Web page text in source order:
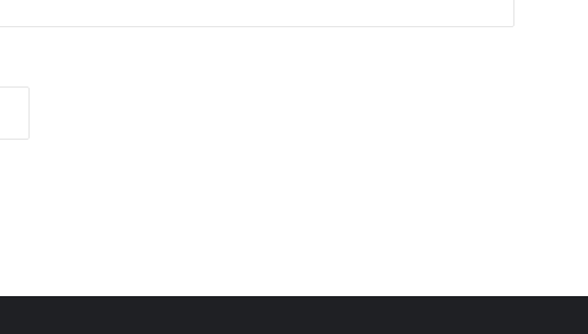
2026
Район „Северен“ продължава премахването на изоставени коли